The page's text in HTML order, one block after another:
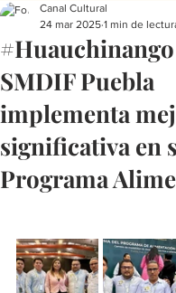
SMDIF Puebla
implementa
significativa en
Programa
Canal Cultural
24 mar 2025 1 min de